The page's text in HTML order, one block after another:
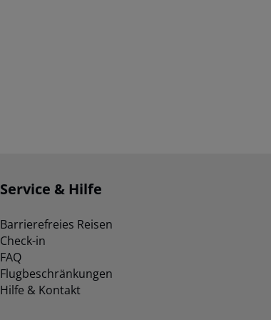
Service & Hilfe
Barrierefreies Reisen
Check-in
FAQ
Flugbeschränkungen
Hilfe & Kontakt